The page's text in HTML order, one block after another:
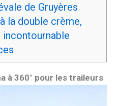
de Gruyères
la double crème,
à 360° pour les traileurs